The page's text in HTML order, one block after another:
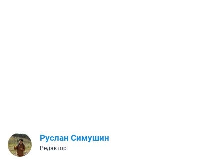
Руслан Симушин
Редактор